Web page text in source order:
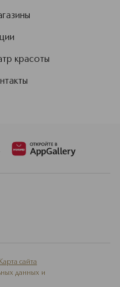
красоты
Карта сайта
данных и